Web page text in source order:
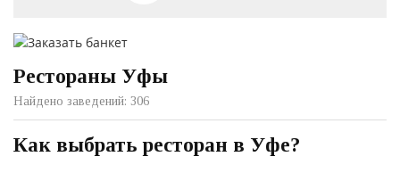
Рестораны Уфы
Найдено заведений: 306
Как выбрать ресторан в Уфе?